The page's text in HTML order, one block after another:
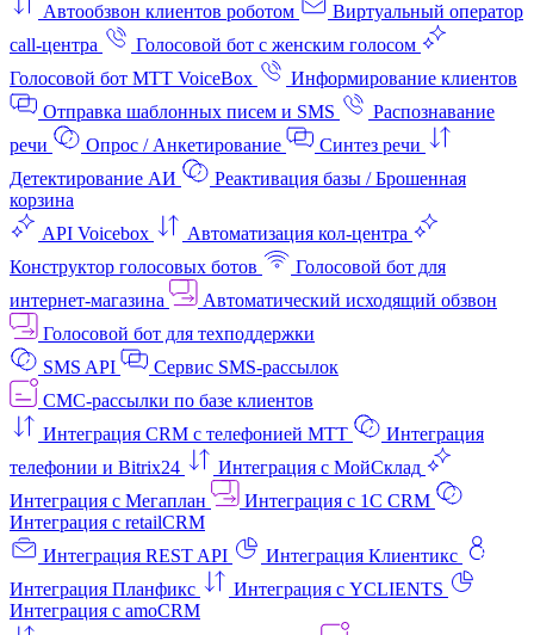
Автообзвон клиентов роботом
Виртуальный оператор
call-центра
Голосовой бот с женским голосом
Голосовой бот МТТ VoiceBox
Информирование клиентов
Отправка шаблонных писем и SMS
Распознавание
речи
Опрос / Анкетирование
Синтез речи
Детектирование АИ
Реактивация базы / Брошенная
корзина
API Voicebox
Автоматизация кол‑центра
Конструктор голосовых ботов
Голосовой бот для
интернет‑магазина
Автоматический исходящий обзвон
Голосовой бот для техподдержки
SMS API
Сервис SMS-рассылок
СМС-рассылки по базе клиентов
Интеграция CRM с телефонией МТТ
Интеграция
телефонии и Bitrix24
Интеграция с МойСклад
Интеграция с Мегаплан
Интеграция с 1C CRM
Интеграция с retailCRM
Интеграция REST API
Интеграция Клиентикс
Интеграция Планфикс
Интеграция с YCLIENTS
Интеграция с amoCRM